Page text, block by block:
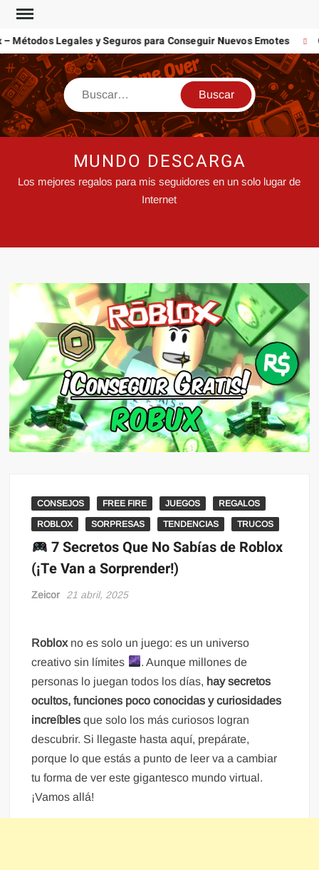
Legales y Seguros para Conseguir Nuevos Emotes
MUNDO DESCARGA
Los mejores regalos para mis seguidores en un solo lugar de
Internet
CONSEJOS FREE FIRE JUEGOS REGALOS
ROBLOX SORPRESAS TENDENCIAS TRUCOS
7 Secretos Que No Sabías de Roblox
(¡Te Van a Sorprender!)
Zeicor 21 abril, 2025
Robloxno es solo un juego: es un universo
creativo sin límites
. Aunque millones de
personas lo juegan todos los días, hay secretos
ocultos, funciones poco conocidas y curiosidades
increíbles que solo los más curiosos logran
descubrir. Si llegaste hasta aquí, prepárate,
porque lo que estás a punto de leer va a cambiar
tu forma de ver este gigantesco mundo virtual.
¡Vamos allá!